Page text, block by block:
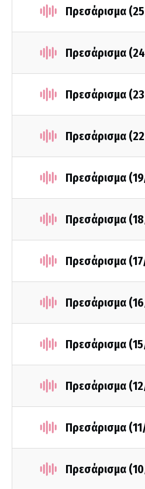
Πρεσάρισμα
Πρεσάρισμα
Πρεσάρισμα
Πρεσάρισμα
Πρεσάρισμα
Πρεσάρισμα
Πρεσάρισμα
Πρεσάρισμα
Πρεσάρισμα
Πρεσάρισμα
Πρεσάρισμα
Πρεσάρισμα